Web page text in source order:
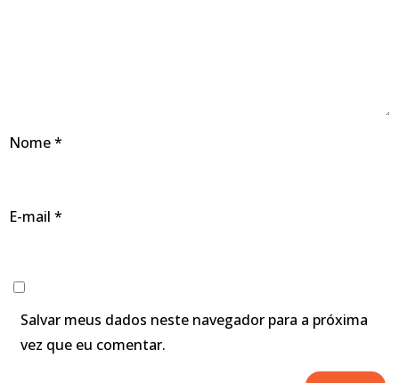
Nome*
E-mail *
Salvar meus dados neste navegador para a próxima
vez que eu comentar.